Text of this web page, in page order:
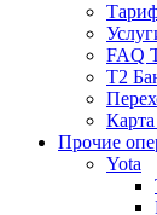
FAQ
T2
Прочие
Yota